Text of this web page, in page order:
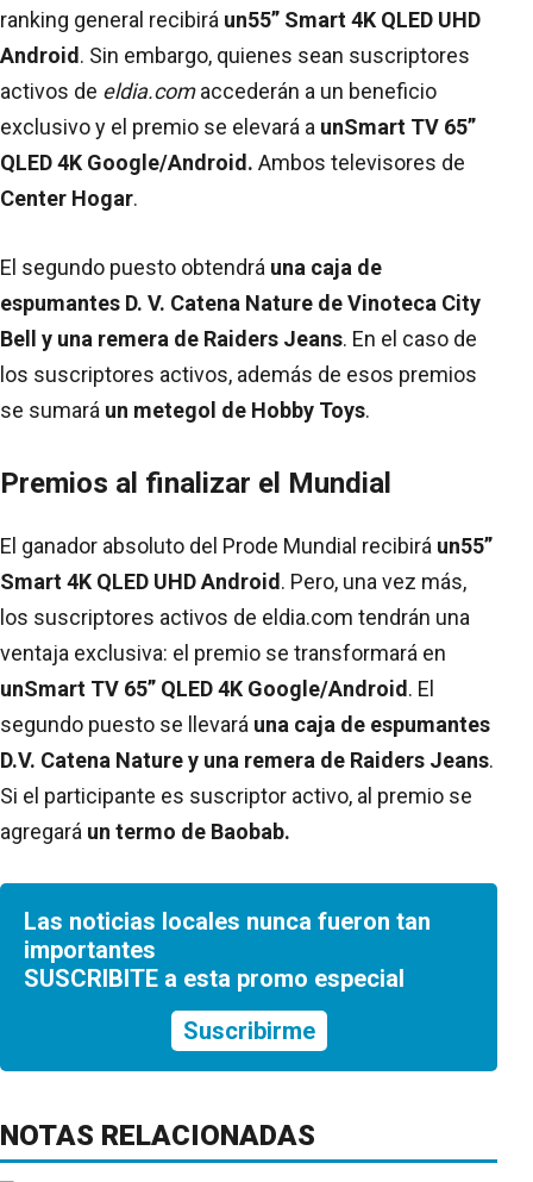
ranking general recibirá un55” Smart 4K QLED UHD
Android. Sin embargo, quienes sean suscriptores
activos de eldia.comaccederán a un beneficio
exclusivo y el premio se elevará a unSmart TV 65”
QLED 4K Google/Android. Ambos televisores de
Center Hogar.
El segundo puesto obtendrá una caja de
espumantes D. V. Catena Nature de Vinoteca City
Bell y una remera de Raiders Jeans. En el caso de
los suscriptores activos, además de esos premios
se sumará un metegol de Hobby Toys.
Premios al finalizar el Mundial
El ganador absoluto del Prode Mundial recibirá un55”
Smart 4K QLED UHD Android. Pero, una vez más,
los suscriptores activos de eldia.com tendrán una
ventaja exclusiva: el premio se transformará en
unSmart TV 65” QLED 4K Google/Android. El
segundo puesto se llevará una caja de espumantes
D.V. Catena Nature y una remera de Raiders Jeans.
Si el participante es suscriptor activo, al premio se
agregará un termo de Baobab.
Las noticias locales nunca fueron tan
importantes
SUSCRIBITE a esta promo especial
Suscribirme
NOTAS RELACIONADAS